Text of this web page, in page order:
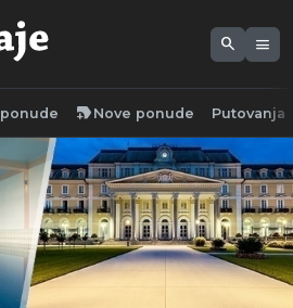
search menu
new_label Nove ponude Putovanja